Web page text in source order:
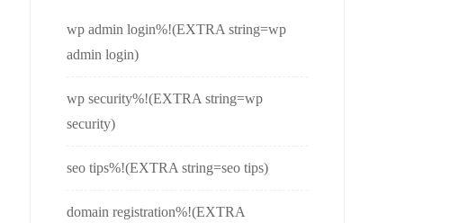
wp admin login%!(EXTRA string=wp
admin login)
wp security%!(EXTRA string=wp
security)
seo tips%!(EXTRA string=seo tips)
domain registration%!(EXTRA